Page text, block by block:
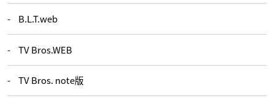
B.L.T.web
TV Bros.WEB
TV Bros. note版